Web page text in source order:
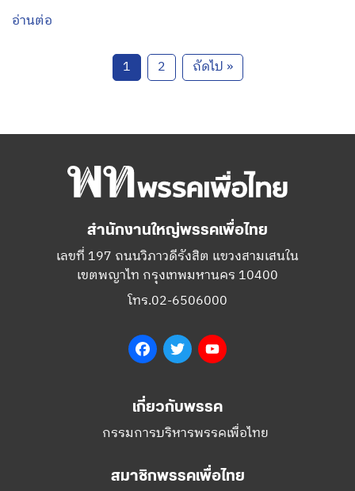
อ่านต่อ
1 2 ถัดไป »
สำนักงานใหญ่พรรคเพื่อไทย
เลขที่ 197 ถนนวิภาวดีรังสิต แขวงสามเสนใน
เขตพญาไท กรุงเทพมหานคร 10400
โทร.02-6506000
FacebookTwitter
เกี่ยวกับพรรค
กรรมการบริหารพรรคเพื่อไทย
สมาชิกพรรคเพื่อไทย